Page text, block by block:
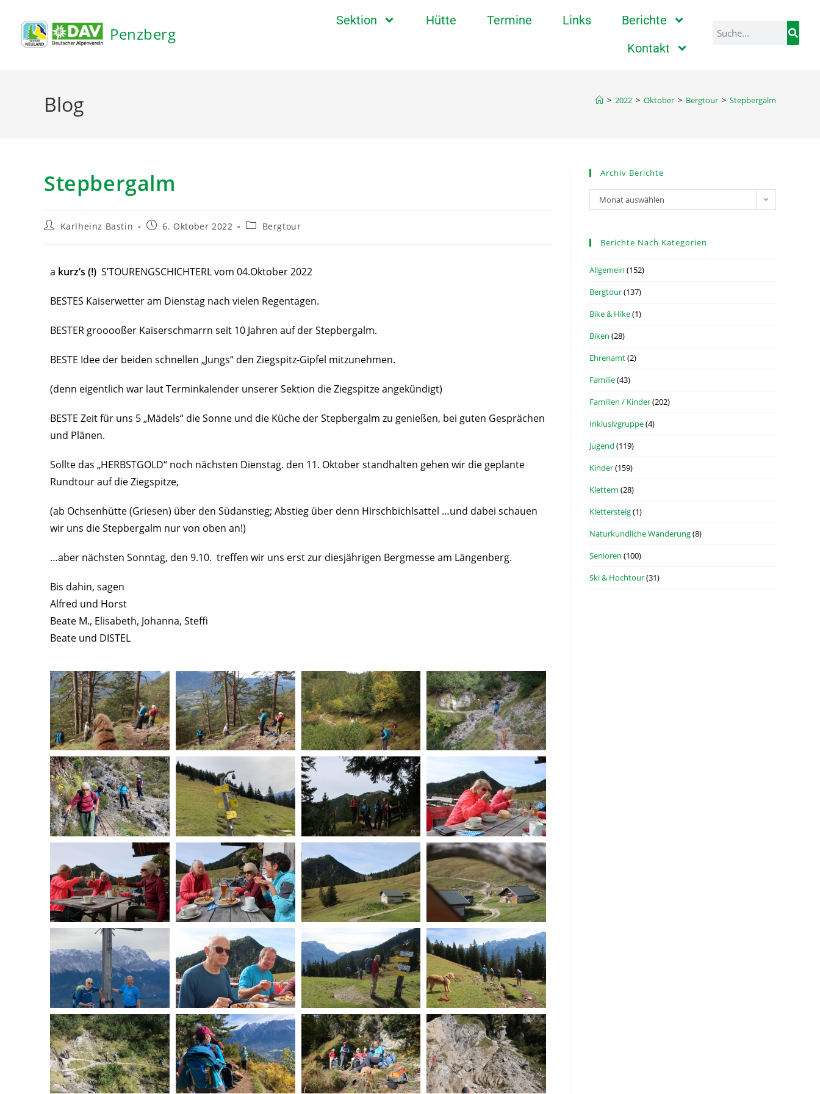
Penzberg
Sektion Hütte Termine Links
Berichte
Kontakt
Blog > 2022 > Oktober > Bergtour > Stepbergalm
Stepbergalm
Karlheinz Bastin 6. Oktober 2022 Bergtour
a kurz’s (!) S’TOURENGSCHICHTERL vom 04.Oktober 2022
BESTES Kaiserwetter am Dienstag nach vielen Regentagen.
BESTER grooooßer Kaiserschmarrn seit 10 Jahren auf der Stepbergalm.
BESTE Idee der beiden schnellen „Jungs“ den Ziegspitz-Gipfel mitzunehmen.
(denn eigentlich war laut Terminkalender unserer Sektion die Ziegspitze angekündigt)
BESTE Zeit für uns 5 „Mädels“ die Sonne und die Küche der Stepbergalm zu genießen, bei guten Gesprächen
und Plänen.
Sollte das „HERBSTGOLD“ noch nächsten Dienstag. den 11. Oktober standhalten gehen wir die geplante
Rundtour auf die Ziegspitze,
(ab Ochsenhütte (Griesen) über den Südanstieg; Abstieg über denn Hirschbichlsattel …und dabei schauen
wir uns die Stepbergalm nur von oben an!)
…aber nächsten Sonntag, den 9.10. treffen wir uns erst zur diesjährigen Bergmesse am Längenberg.
Bis dahin, sagen
Alfred und Horst
Beate M., Elisabeth, Johanna, Steffi
Beate und DISTEL
Archiv Berichte
Monat auswählen
Berichte Nach Kategorien
Allgemein (152)
Bergtour(137)
Bike & Hike(1)
Biken (28)
Ehrenamt(2)
Familie(43)
Familien / Kinder(202)
Inklusivgruppe(4)
Jugend (119)
Kinder(159)
Klettern (28)
Klettersteig(1)
Naturkundliche Wanderung(8)
Senioren (100)
Ski & Hochtour(31)